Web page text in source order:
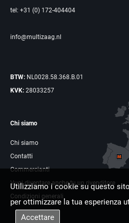
tel: +31 (0) 172-404404
info@multizaag.nl
BTW: NL0028.58.368.B.01
KVK: 28033257
Chi siamo
Chi siamo
Contatti
Commercianti
Vuoi diventare anche tu un rivenditore
Condizioni generali
Utilizziamo i cookie su questo
per ottimizzare la tua esperienza
Accettare